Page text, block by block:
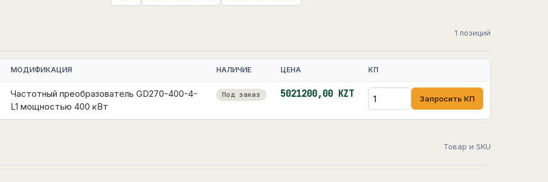
1 позиций
МОДИФИКАЦИЯ НАЛИЧИЕ ЦЕНА КП
Частотный преобразователь GD270-400-4-
L1 мощностью 400 кВт
Под заказ 5021200,00 KZT Запросить КП
Товар и SKU